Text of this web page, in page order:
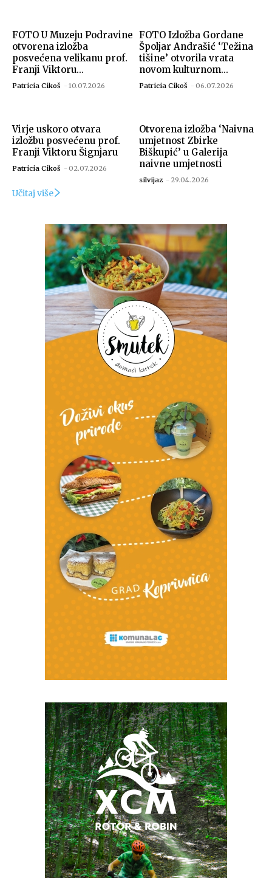
FOTO U Muzeju Podravine
otvorena izložba
posvećena velikanu prof.
Franji Viktoru...
Patricia Cikoš - 10.07.2026
FOTO Izložba Gordane
Špoljar Andrašić ‘Težina
tišine’ otvorila vrata
novom kulturnom...
Patricia Cikoš - 06.07.2026
Virje uskoro otvara
izložbu posvećenu prof.
Franji Viktoru Šignjaru
Patricia Cikoš - 02.07.2026
Otvorena izložba ‘Naivna
umjetnost Zbirke
Biškupić’ u Galerija
naivne umjetnosti
silvijaz - 29.04.2026
Učitaj više